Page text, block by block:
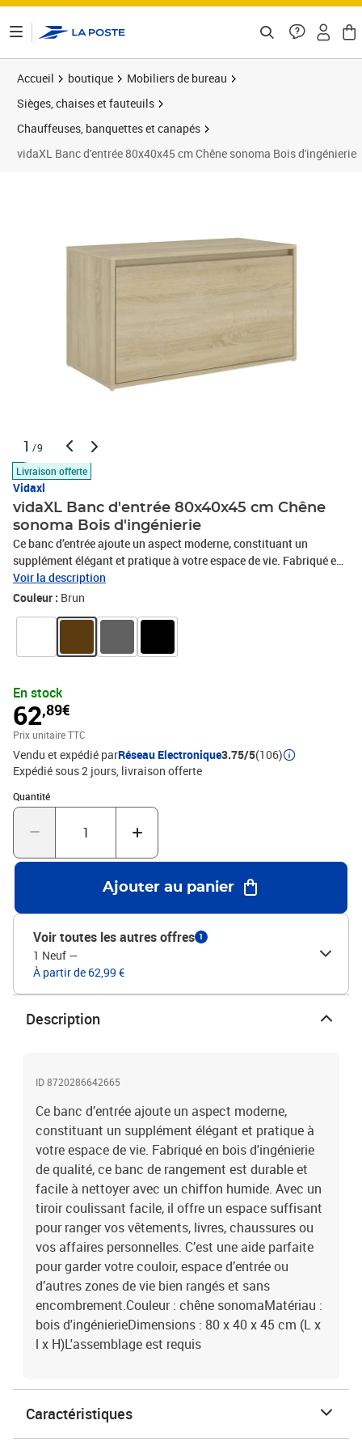
Accueil boutique
Mobiliers de bureau
Sièges, chaises et fauteuils
Chauffeuses, banquettes et canapés
vidaXL Banc d'entrée 80x40x45 cm Chêne sonoma Bois d'ingénierie
1 /9
Livraison offerte
Vidaxl
vidaXL Banc d'entrée 80x40x45 cm Chêne
sonoma Bois d'ingénierie
Ce banc d’entrée ajoute un aspect moderne, constituant un
supplément élégant et pratique à votre espace de vie. Fabriqué en
bois d'ingénierie de qualité, ce banc de rangement est durable et
facile à nettoyer avec un chiffon humide. Avec un tiroir coulissant
zones de vie bien rangés et sans encombrement.Couleur : chêne
x l x H)L'assemblage est requis
Voir la description
Couleur : Brun
En stock
62,89€
Prix unitaire TTC
Vendu et expédié parRéseau Electronique3.75/5(106)
Expédié sous 2 jours livraison offerte
Quantité
Quantité : 1
Ajouter au panier
Voir toutes les autres offres 1
1 Neuf —
À partir de 62,99 €
Description
ID 8720286642665
Ce banc d’entrée ajoute un aspect moderne,
constituant un supplément élégant et pratique à
votre espace de vie. Fabriqué en bois d'ingénierie
de qualité, ce banc de rangement est durable et
facile à nettoyer avec un chiffon humide. Avec un
tiroir coulissant facile, il offre un espace suffisant
pour ranger vos vêtements, livres, chaussures ou
vos affaires personnelles. C’est une aide parfaite
pour garder votre couloir, espace d’entrée ou
d’autres zones de vie bien rangés et sans
encombrement.Couleur : chêne sonomaMatériau :
bois d'ingénierieDimensions : 80 x 40 x 45 cm (L x
l x H)L'assemblage est requis
Caractéristiques